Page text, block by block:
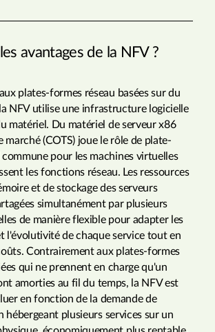
avantages de la NFV ?
plates-formes réseau basées sur du
NFV utilise une infrastructure logicielle
matériel. Du matériel de serveur x86
marché (COTS) joue le rôle de plate-
pour les machines virtuelles
les fonctions réseau. Les ressources
et de stockage des serveurs
simultanément par plusieurs
de manière flexible pour adapter les
l'évolutivité de chaque service tout en
Contrairement aux plates-formes
qui ne prennent en charge qu'un
amorties au fil du temps, la NFV est
en fonction de la demande de
hébergeant plusieurs services sur un